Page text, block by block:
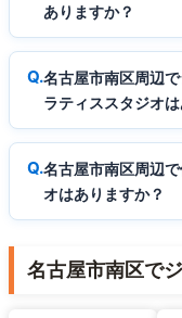
ありますか？
名古屋市南区周辺
ラティススタジオ
名古屋市南区周辺
オはありますか？
名古屋市南区で